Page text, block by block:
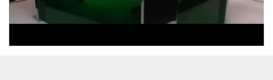
kikapcsolva
0%
0%